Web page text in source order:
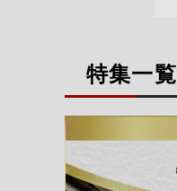
特集一覧